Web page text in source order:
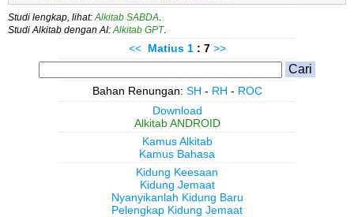
Studi lengkap, lihat: Alkitab SABDA
Studi Alkitab dengan AI: Alkitab GPT.
<< Matius 1 : 7 >>
Bahan Renungan: SH - RH - ROC
Download
Alkitab ANDROID
Kamus Alkitab
Kamus Bahasa
Kidung Keesaan
Kidung Jemaat
Nyanyikanlah Kidung Baru
Pelengkap Kidung Jemaat